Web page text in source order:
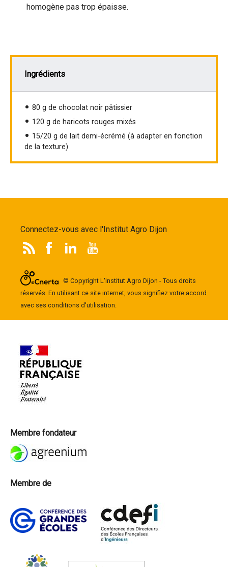
homogène pas trop épaisse.
Ingrédients
80 g de chocolat noir pâtissier
120 g de haricots rouges mixés
15/20 g de lait demi-écrémé (à adapter en fonction
de la texture)
Connectez-vous avec l'Institut Agro Dijon
© Copyright L'Institut Agro Dijon - Tous droits
réservés. En utilisant ce site internet, vous signifiez votre accord
avec ses conditions d'utilisation.
Membre fondateur
Membre de